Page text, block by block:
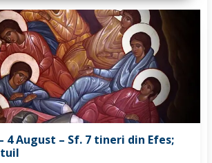
4 August – Sf. 7 tineri din Efes;